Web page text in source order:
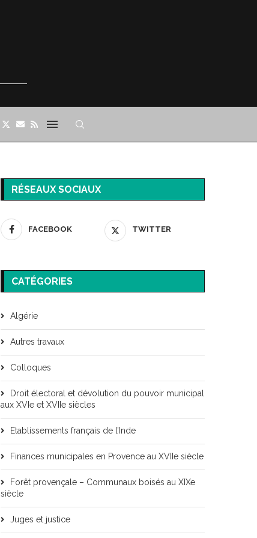
RÉSEAUX SOCIAUX
FACEBOOK TWITTER
CATÉGORIES
Algérie
Autres travaux
Colloques
Droit électoral et dévolution du pouvoir municipal
aux XVIe et XVIIe siècles
Etablissements français de l’Inde
Finances municipales en Provence au XVIIe siècle
Forêt provençale – Communaux boisés au XIXe
siècle
Juges et justice